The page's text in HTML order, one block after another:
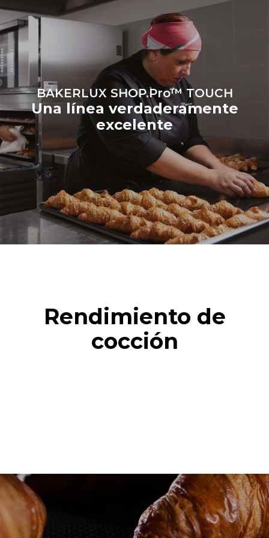
BAKERLUX SHOP.Pro™ TOUCH
Una línea verdaderamente
excelente
Rendimiento de
cocción